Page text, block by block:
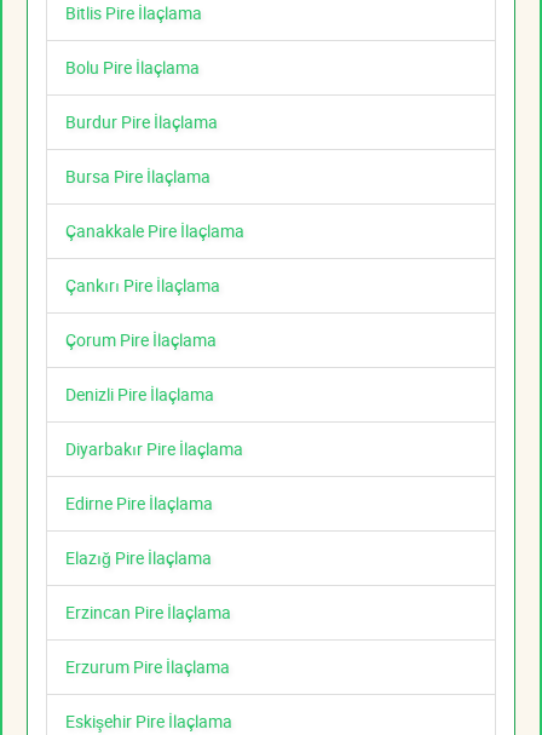
Bitlis Pire İlaçlama
Bolu Pire İlaçlama
Burdur Pire İlaçlama
Bursa Pire İlaçlama
Çanakkale Pire İlaçlama
Çankırı Pire İlaçlama
Çorum Pire İlaçlama
Denizli Pire İlaçlama
Diyarbakır Pire İlaçlama
Edirne Pire İlaçlama
Elazığ Pire İlaçlama
Erzincan Pire İlaçlama
Erzurum Pire İlaçlama
Eskişehir Pire İlaçlama